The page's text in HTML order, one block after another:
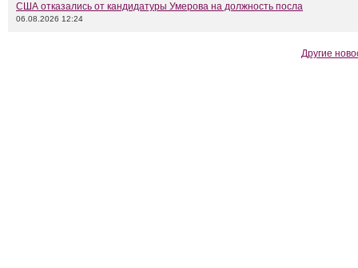
США отказались от кандидатуры Умерова на должность посла
06.08.2026 12:24
Другие